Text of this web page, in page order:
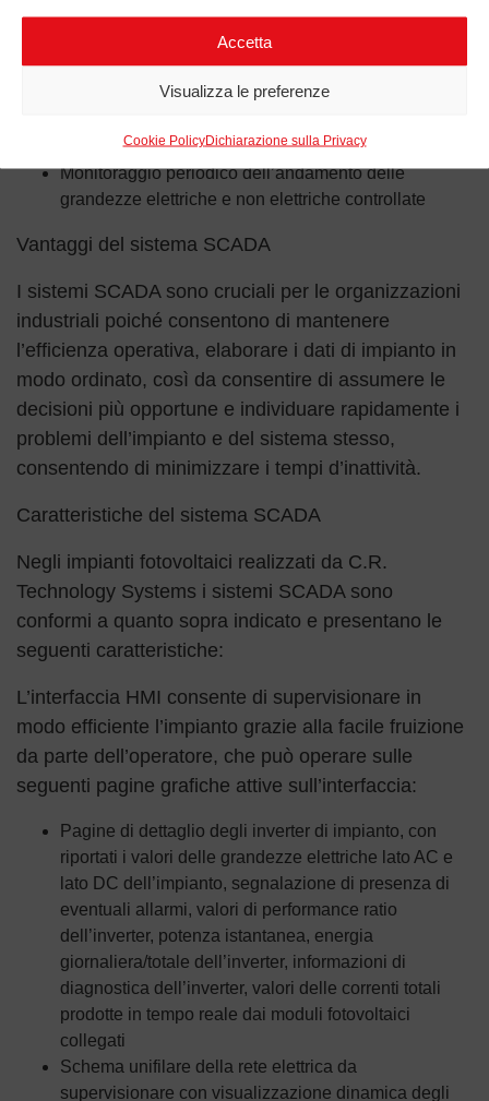
Accetta
Visualizza le preferenze
Cookie PolicyDichiarazione sulla Privacy
attraverso l’applicativo HMI
Registrazione degli eventi e degli allarmi d’impianto
in file di registro, consultabili dall’operatore attraverso
l’applicativo HMI
impianto
Monitoraggio periodico dell’andamento delle
grandezze elettriche e non elettriche controllate
Vantaggi del sistema SCADA
I sistemi SCADA sono cruciali per le organizzazioni
industriali poiché consentono di mantenere
l’efficienza operativa, elaborare i dati di impianto in
modo ordinato, così da consentire di assumere le
decisioni più opportune e individuare rapidamente i
problemi dell’impianto e del sistema stesso,
consentendo di minimizzare i tempi d’inattività.
Caratteristiche del sistema SCADA
Negli impianti fotovoltaici realizzati da C.R.
Technology Systems i sistemi SCADA sono
conformi a quanto sopra indicato e presentano le
seguenti caratteristiche:
L’interfaccia HMI consente di supervisionare in
modo efficiente l’impianto grazie alla facile fruizione
da parte dell’operatore, che può operare sulle
seguenti pagine grafiche attive sull’interfaccia:
Pagine di dettaglio degli inverter di impianto, con
riportati i valori delle grandezze elettriche lato AC e
lato DC dell’impianto, segnalazione di presenza di
eventuali allarmi, valori di performance ratio
dell’inverter, potenza istantanea, energia
giornaliera/totale dell’inverter, informazioni di
diagnostica dell’inverter, valori delle correnti totali
prodotte in tempo reale dai moduli fotovoltaici
collegati
Schema unifilare della rete elettrica da
supervisionare con visualizzazione dinamica degli